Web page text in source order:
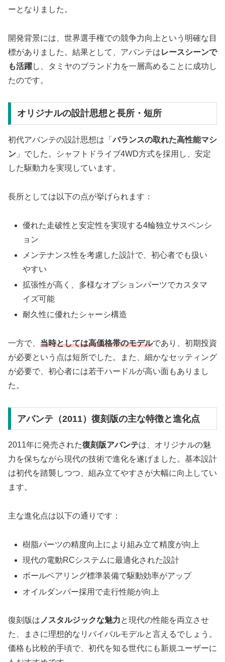
ーとなりました。
開発背景には、世界選手権での競争力向上という明確な目
標がありました。結果として、アバンテはレースシーンで
も活躍し、タミヤのブランド力を一層高めることに成功し
たのです。
オリジナルの設計思想と長所・短所
初代アバンテの設計思想は「バランスの取れた高性能マシ
ン 」でした。シャフトドライブ4WD方式を採用し、安定
した駆動力を実現しています。
長所としては以下の点が挙げられます：
優れた走破性と安定性を実現する4輪独立サスペンシ
ョン
メンテナンス性を考慮した設計で、初心者でも扱い
やすい
拡張性が高く、多様なオプションパーツでカスタマ
イズ可能
耐久性に優れたシャーシ構造
一方で、 当時としては高価格帯のモデルであり、初期投資
が必要という点は短所でした。また、細かなセッティング
が必要で、初心者には若干ハードルが高い面もありまし
た。
アバンテ（2011）復刻版の主な特徴と進化点
2011年に発売された復刻版アバンテは、オリジナルの魅
力を保ちながら現代の技術で進化を遂げました。基本設計
は初代を踏襲しつつ、組み立てやすさが大幅に向上してい
ます。
主な進化点は以下の通りです：
樹脂パーツの精度向上により組み立て精度が向上
現代の電動RCシステムに最適化された設計
ボールベアリング標準装備で駆動効率がアップ
オイルダンパー採用で走行性能が向上
復刻版は ノスタルジックな魅力と現代の性能を両立させ
た、まさに理想的なリバイバルモデルと言えるでしょう。
価格も比較的手頃で、初代を知る世代にも新規ユーザーに